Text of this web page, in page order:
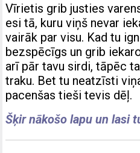
Vīrietis grib justies
esi tā, kuru viņš nevar
vairāk par visu. Kad tu
bezspēcīgs un grib
arī pār tavu sirdi, tāpēc
traku. Bet tu neatzīsti
pacenšas tieši tevis dēļ.
Šķir nākošo lapu un lasi